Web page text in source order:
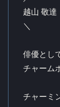
越山 敬達
＼
俳優とし
チャーム
チャーミ